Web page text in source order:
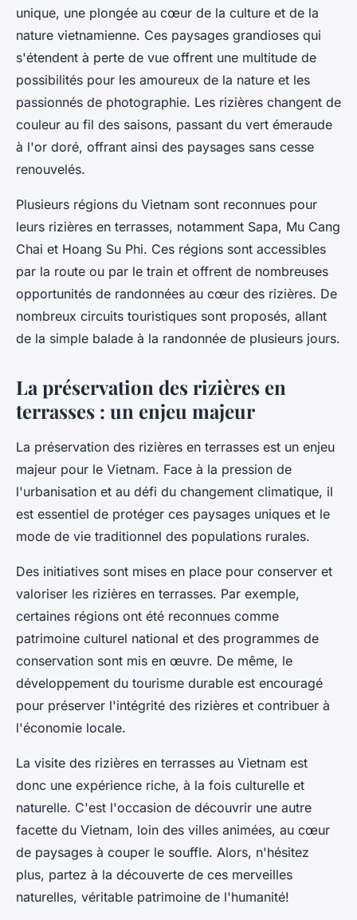
unique, une plongée au cœur de la culture et de la
nature vietnamienne. Ces paysages grandioses qui
s'étendent à perte de vue offrent une multitude de
possibilités pour les amoureux de la nature et les
passionnés de photographie. Les rizières changent de
couleur au fil des saisons, passant du vert émeraude
à l'or doré, offrant ainsi des paysages sans cesse
renouvelés.
Plusieurs régions du Vietnam sont reconnues pour
leurs rizières en terrasses, notamment Sapa, Mu Cang
Chai et Hoang Su Phi. Ces régions sont accessibles
par la route ou par le train et offrent de nombreuses
opportunités de randonnées au cœur des rizières. De
nombreux circuits touristiques sont proposés, allant
de la simple balade à la randonnée de plusieurs jours.
La préservation des rizières en
terrasses : un enjeu majeur
La préservation des rizières en terrasses est un enjeu
majeur pour le Vietnam. Face à la pression de
l'urbanisation et au défi du changement climatique, il
est essentiel de protéger ces paysages uniques et le
mode de vie traditionnel des populations rurales.
Des initiatives sont mises en place pour conserver et
valoriser les rizières en terrasses. Par exemple,
certaines régions ont été reconnues comme
patrimoine culturel national et des programmes de
conservation sont mis en œuvre. De même, le
développement du tourisme durable est encouragé
pour préserver l'intégrité des rizières et contribuer à
l'économie locale.
La visite des rizières en terrasses au Vietnam est
donc une expérience riche, à la fois culturelle et
naturelle. C'est l'occasion de découvrir une autre
facette du Vietnam, loin des villes animées, au cœur
de paysages à couper le souffle. Alors, n'hésitez
plus, partez à la découverte de ces merveilles
naturelles, véritable patrimoine de l'humanité!